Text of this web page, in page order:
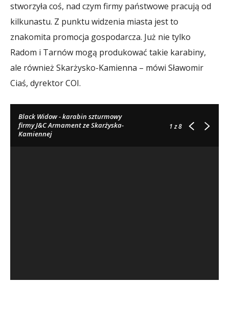
stworzyła coś, nad czym firmy państwowe pracują od
kilkunastu. Z punktu widzenia miasta jest to
znakomita promocja gospodarcza. Już nie tylko
Radom i Tarnów mogą produkować takie karabiny,
ale również Skarżysko-Kamienna – mówi Sławomir
Ciaś, dyrektor COI.
Black Widow - karabin szturmowy
firmy J&C Armament ze Skarżyska-
Kamiennej
1z 8